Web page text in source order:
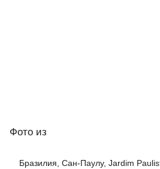
Фото из
Бразилия, Сан-Паулу, Jardim